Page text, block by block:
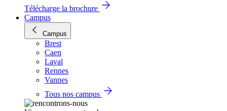
Télécharge la brochure
Campus
Campus
Brest
Caen
Laval
Rennes
Vannes
Tous nos campus